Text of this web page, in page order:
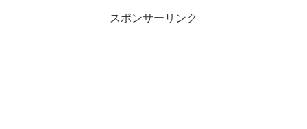
スポンサーリンク